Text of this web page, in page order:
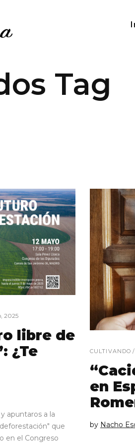
Tag
2025
libre de
¿Te
y apuntaros a la
que
en el Congreso
CULTIVANDO
en
by Nacho